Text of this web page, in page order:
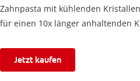
Zahnpasta mit kühlenden
für einen 10x länger anhaltenden
Jetzt kaufen